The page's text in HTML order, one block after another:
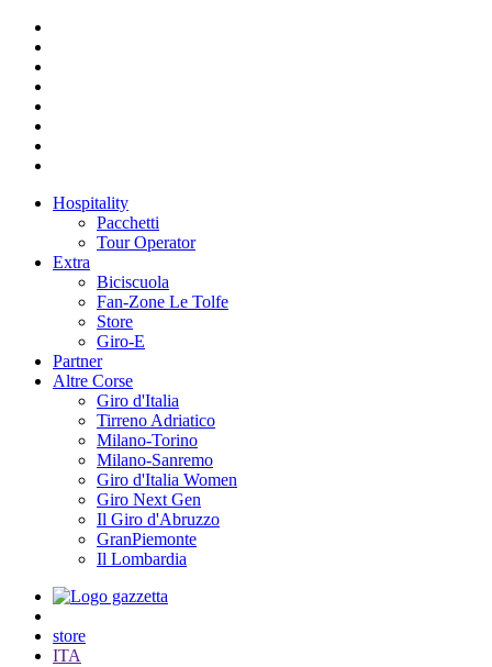
Hospitality
Pacchetti
Tour Operator
Extra
Biciscuola
Fan-Zone Le Tolfe
Store
Giro-E
Partner
Altre Corse
Giro d'Italia
Tirreno Adriatico
Milano-Torino
Milano-Sanremo
Giro d'Italia Women
Giro Next Gen
Il Giro d'Abruzzo
GranPiemonte
Il Lombardia
store
ITA